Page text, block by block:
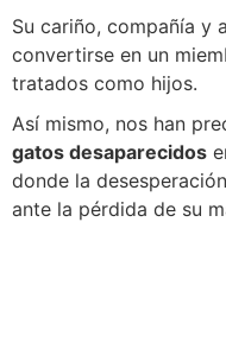
Su cariño, compañía y
convertirse en un
tratados como hijos.
Así mismo, nos han
gatos desaparecidos
donde la
ante la pérdida de su